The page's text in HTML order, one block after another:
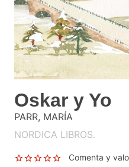
Oskar y Yo
PARR, MARÍA
NORDICA LIBROS.
Comenta y